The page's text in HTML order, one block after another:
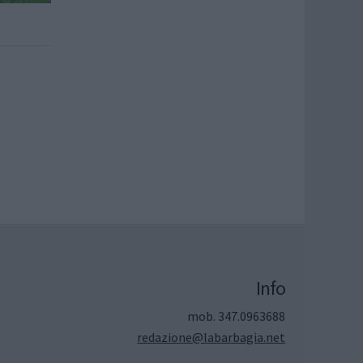
Info
mob. 347.0963688
redazione@labarbagia.net